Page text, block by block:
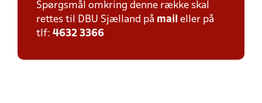
Spørgsmål omkring denne række skal
rettes til DBU Sjælland på mail eller på
tlf: 4632 3366